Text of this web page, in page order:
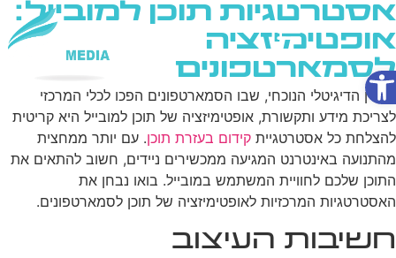
פתח סרגל נגישות
אסטרטגיות תוכן למובייל:
אופטימיזציה
לסמארטפונים
בעידן הדיגיטלי הנוכחי, שבו הסמארטפונים הפכו לכלי המרכזי
לצריכת מידע ותקשורת, אופטימיזציה של תוכן למובייל היא קריטית
להצלחת כל אסטרטגיית קידום בעזרת תוכן. עם יותר ממחצית
מהתנועה באינטרנט המגיעה ממכשירים ניידים, חשוב להתאים את
התוכן שלכם לחוויית המשתמש במובייל. בואו נבחן את
האסטרטגיות המרכזיות לאופטימיזציה של תוכן לסמארטפונים.
חשיבות העיצוב